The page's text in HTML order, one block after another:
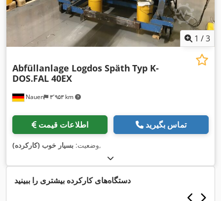
1 /3
Nauen ۳٬۹۵۳ km
Abfüllanlage Logdos Späth Typ K-
DOS.FAL 40EX
اطلاعات قیمت تماس بگیرید
وضعیت: بسیار خوب (کارکرده) ,
دستگاه‌های کارکرده بیشتری را ببینید